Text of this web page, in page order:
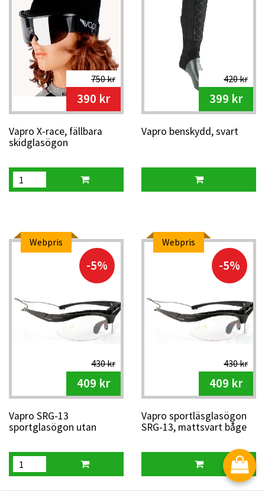
750 kr
390 kr
Vapro X-race, fällbara
skidglasögon
420 kr
399 kr
Vapro benskydd, svart
Webpris
-5%
430 kr
409 kr
Vapro SRG-13
sportglasögon utan
Webpris
-5%
430 kr
409 kr
Vapro sportläsglasögon
SRG-13, mattsvart båge